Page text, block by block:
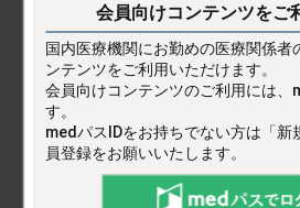
歩行困難や転倒等）や稀
をきたすことがあるので
血清鉄，TIBC，フェリチ
国内において「低亜鉛血症」
（先発医薬品）は、ジンタス
会員向けコンテンツをご
国内医療機関にお勤めの医療関係者
ンテンツをご利用いただけます。
会員向けコンテンツのご利用には、
す。
medパスIDをお持ちでない方は「新
員登録をお願いいたします。